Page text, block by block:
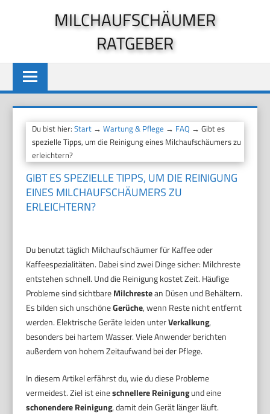
MILCHAUFSCHÄUMER
RATGEBER
Du bist hier:Start →Wartung & Pflege → FAQ → Gibt es
spezielle Tipps, um die Reinigung eines Milchaufschäumers zu
erleichtern?
GIBT ES SPEZIELLE TIPPS, UM DIE REINIGUNG
EINES MILCHAUFSCHÄUMERS ZU
ERLEICHTERN?
Du benutzt täglich Milchaufschäumer für Kaffee oder
Kaffeespezialitäten. Dabei sind zwei Dinge sicher: Milchreste
entstehen schnell. Und die Reinigung kostet Zeit. Häufige
Probleme sind sichtbareMilchrestean Düsen und Behältern.
Es bilden sich unschöneGerüche, wenn Reste nicht entfernt
werden. Elektrische Geräte leiden unterVerkalkung,
besonders bei hartem Wasser. Viele Anwender berichten
außerdem von hohem Zeitaufwand bei der Pflege.
In diesem Artikel erfährst du, wie du diese Probleme
vermeidest. Ziel ist eineschnellere Reinigungund eine
schonendere Reinigung, damit dein Gerät länger läuft.